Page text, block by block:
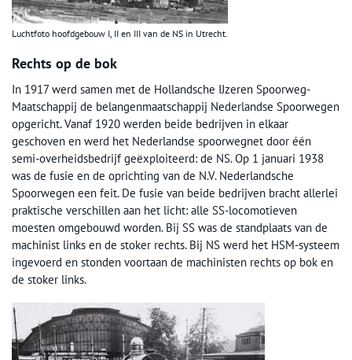
Luchtfoto hoofdgebouw I, II en III van de NS in Utrecht.
Rechts op de bok
In 1917 werd samen met de Hollandsche IJzeren Spoorweg-
Maatschappij de belangenmaatschappij Nederlandse Spoorwegen
opgericht. Vanaf 1920 werden beide bedrijven in elkaar
geschoven en werd het Nederlandse spoorwegnet door één
semi-overheidsbedrijf geëxploiteerd: de NS. Op 1 januari 1938
was de fusie en de oprichting van de N.V. Nederlandsche
Spoorwegen een feit. De fusie van beide bedrijven bracht allerlei
praktische verschillen aan het licht: alle SS-locomotieven
moesten omgebouwd worden. Bij SS was de standplaats van de
machinist links en de stoker rechts. Bij NS werd het HSM-systeem
ingevoerd en stonden voortaan de machinisten rechts op bok en
de stoker links.